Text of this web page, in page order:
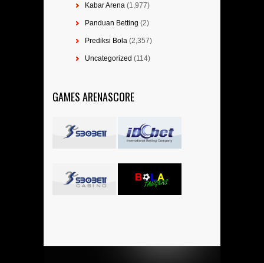
Kabar Arena (1,977)
Panduan Betting (2)
Prediksi Bola (2,357)
Uncategorized (114)
GAMES ARENASCORE